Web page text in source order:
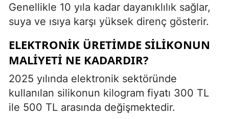
Genellikle 10 yıla kadar dayanıklılık sağlar,
suya ve ısıya karşı yüksek direnç gösterir.
ELEKTRONIK ÜRETIMDE SILIKONUN
MALIYETI NE KADARDIR?
2025 yılında elektronik sektöründe
kullanılan silikonun kilogram fiyatı 300 TL
ile 500 TL arasında değişmektedir.